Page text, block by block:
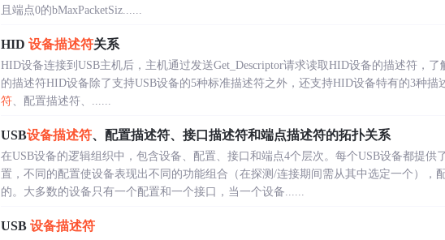
且端点0的bMaxPacketSiz......
HID 设备描述符关系
HID设备连接到USB主机后，主机通过发送Get_Descriptor请求读取HID设备的描述符，
的描述符HID设备除了支持USB设备的5种标准描述符之外，还支持HID设备特有的3种描
符、配置描述符、......
USB设备描述符、配置描述符、接口描述符和端点描述符的拓扑关系
在USB设备的逻辑组织中，包含设备、配置、接口和端点4个层次。每个USB设备都提
置，不同的配置使设备表现出不同的功能组合（在探测/连接期间需从其中选定一个），
的。大多数的设备只有一个配置和一个接口，当一个设备......
USB 设备描述符